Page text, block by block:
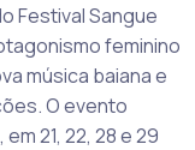
Festival Sangue
feminino
música baiana e
O evento
21, 22, 28 e 29